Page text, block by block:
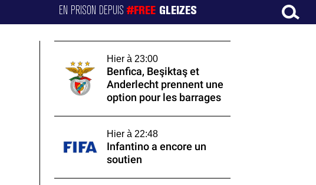
EN PRISON DEPUIS#FREE GLEIZES
Hier à 23:00
Benfica, Beşiktaş et
Anderlecht prennent une
option pour les barrages
Hier à 22:48
Infantino a encore un
soutien